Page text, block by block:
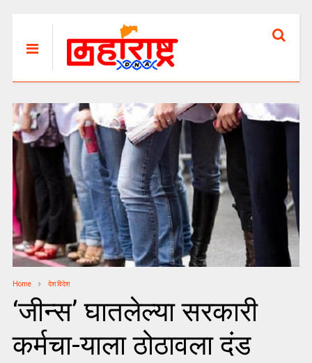
Home देश विदेश
‘जीन्स’ घातलेल्या सरकारी
कर्मचा-याला ठोठावला दंड